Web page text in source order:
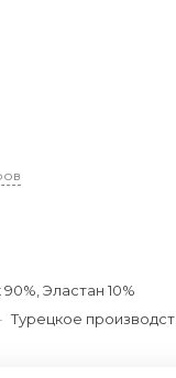
Эластан 10%
Турецкое